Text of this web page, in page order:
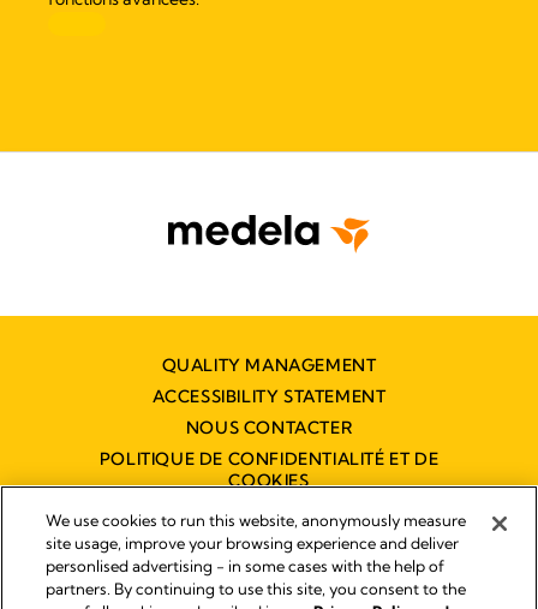
QUALITY MANAGEMENT
ACCESSIBILITY STATEMENT
NOUS CONTACTER
POLITIQUE DE CONFIDENTIALITÉ ET DE
COOKIES
DÉCLARATION D'ACCESSIBILITÉ
NUMÉRIQUE
We use cookies to run this website, anonymously measure
site usage, improve your browsing experience and deliver
personlised advertising - in some cases with the help of
partners. By continuing to use this site, you consent to the